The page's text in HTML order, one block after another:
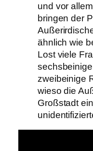
und vor
bringen der
ähnlich wie
Lost viele
zweibeinige
wieso die
Großstadt